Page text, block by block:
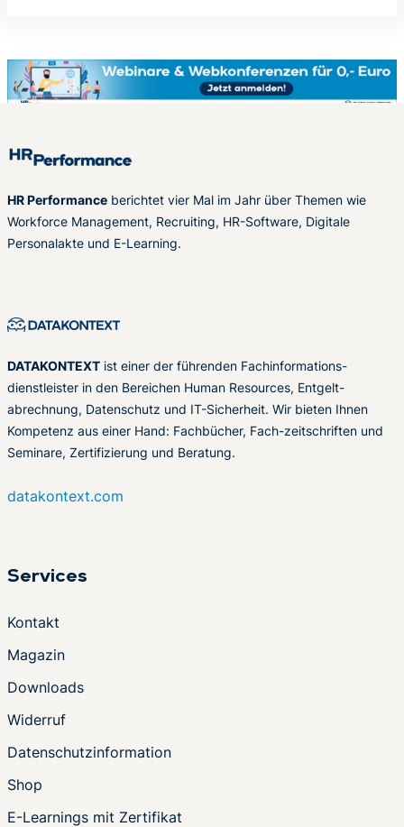
HR Performance berichtet vier Mal im Jahr über Themen wie
Workforce Management, Recruiting, HR-Software, Digitale
Personalakte und E-Learning.
DATAKONTEXT ist einer der führenden Fachinformations-
dienstleister in den Bereichen Human Resources, Entgelt-
abrechnung, Datenschutz und IT-Sicherheit. Wir bieten Ihnen
Kompetenz aus einer Hand: Fachbücher, Fach-zeitschriften und
Seminare, Zertifizierung und Beratung.
datakontext.com
Services
Kontakt
Magazin
Downloads
Widerruf
Datenschutzinformation
Shop
E-Learnings mit Zertifikat